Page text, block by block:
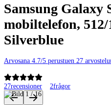
Samsung Galaxy
mobiltelefon,
Silverblue
Arvosana 4.7/5 perustuen 27
27recensioner 2frågor